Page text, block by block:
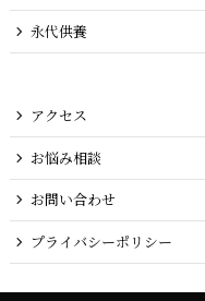
永代供養
アクセス
お悩み相談
お問い合わせ
プライバシーポリシー